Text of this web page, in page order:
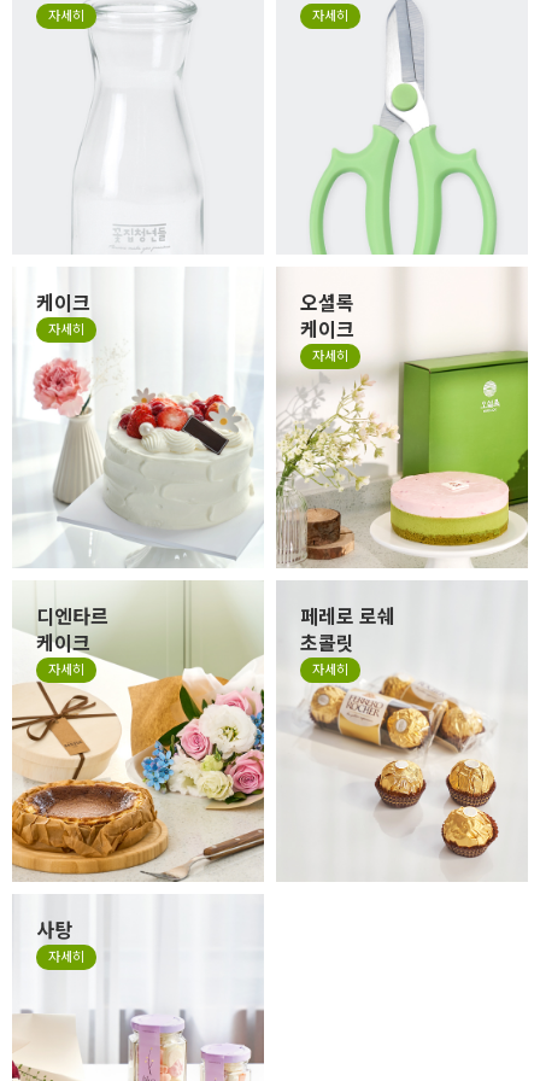
자세히 자세히
케이크
자세히
오셜록
케이크
자세히
디엔타르
케이크
자세히
페레로 로쉐
초콜릿
자세히
사탕
자세히